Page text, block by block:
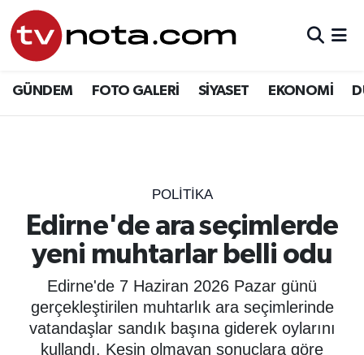
GÜNDEM FOTO GALERİ SİYASET EKONOMİ
POLİTİKA
Edirne'de ara seçimlerde
yeni muhtarlar belli odu
Edirne'de 7 Haziran 2026 Pazar günü
gerçekleştirilen muhtarlık ara seçimlerinde
vatandaşlar sandık başına giderek oylarını
kullandı. Kesin olmayan sonuçlara göre
GÜNDEM
YURT
EĞİTİM
ÖZEL HABER
SAĞLIK
Hava Durumu
Son Dakika Haberleri
Haber Arşivi